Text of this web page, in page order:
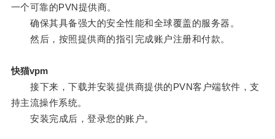
一个可靠的PVN提供商。
确保其具备强大的安全性能和全球覆盖的服务器。
然后，按照提供商的指引完成账户注册和付款。
快猫vpm
接下来，下载并安装提供商提供的PVN客户端软件，支
持主流操作系统。
安装完成后，登录您的账户。